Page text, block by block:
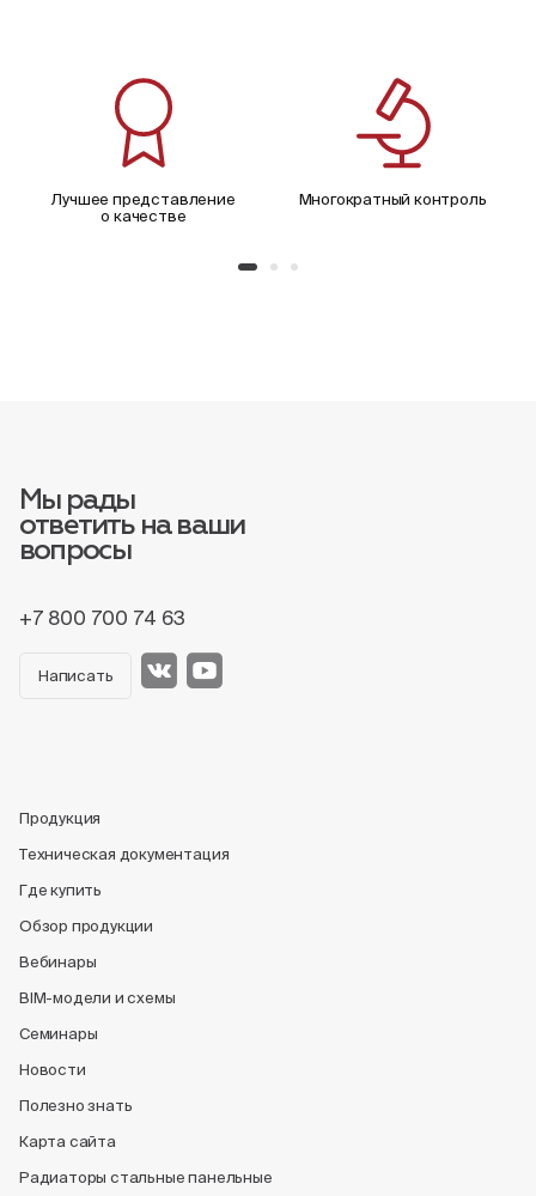
Лучшее представление
о качестве
Многократный контроль
Мы рады
ответить на ваши
вопросы
+7 800 700 74 63
Написать
Продукция
Техническая документация
Где купить
Обзор продукции
Вебинары
BIM-модели и схемы
Семинары
Новости
Полезно знать
Карта сайта
Радиаторы стальные панельные